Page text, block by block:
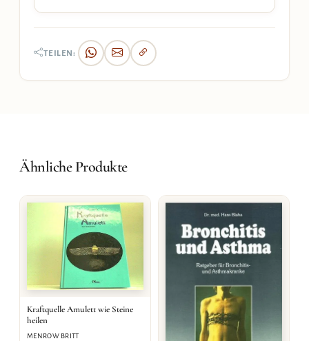
TEILEN:
Ähnliche Produkte
Kraftquelle Amulett wie Steine
heilen
MENROW BRITT